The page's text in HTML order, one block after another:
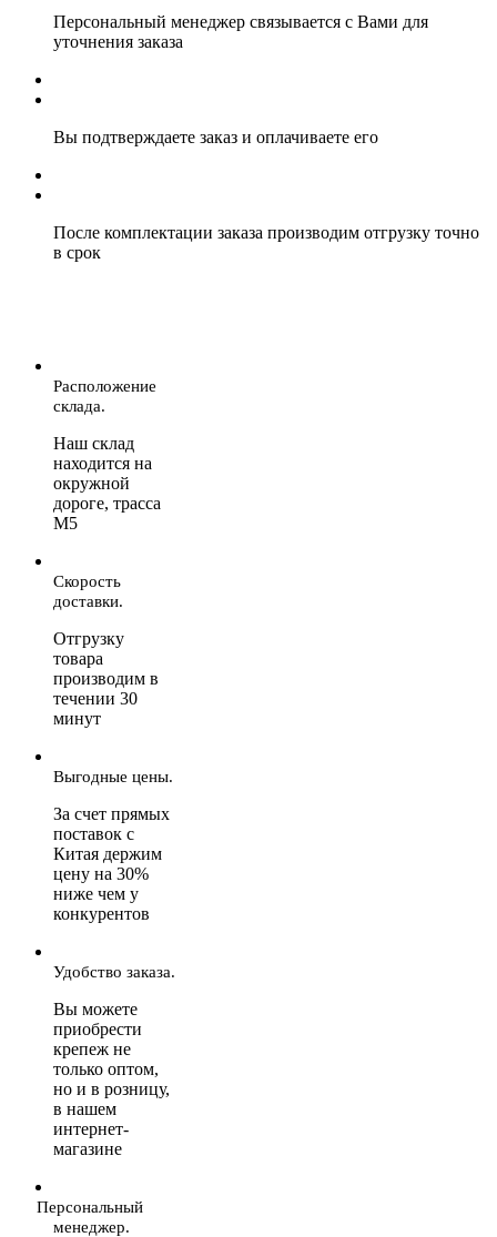
Персональный менеджер связывается с Вами для
уточнения заказа
Вы подтверждаете заказ и оплачиваете его
После комплектации заказа производим отгрузку точно
в срок
Расположение
склада.
Наш склад
находится на
окружной
дороге, трасса
М5
Скорость
доставки.
Отгрузку
товара
производим в
течении 30
минут
Выгодные цены.
За счет прямых
поставок с
Китая держим
цену на 30%
ниже чем у
конкурентов
Удобство заказа.
Вы можете
приобрести
крепеж не
только оптом,
но и в розницу,
в нашем
интернет-
магазине
Персональный
менеджер.